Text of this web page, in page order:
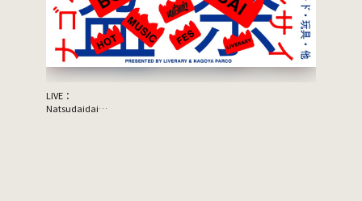
LIVE：
Natsudaidai